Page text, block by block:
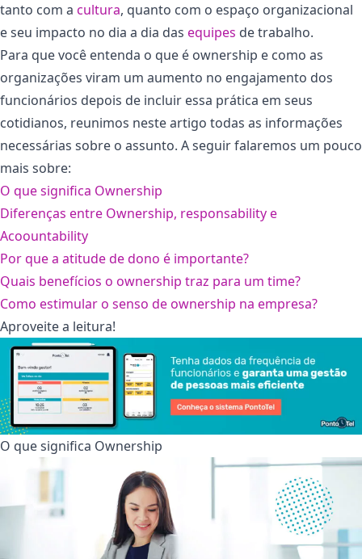
tanto com a cultura, quanto com o espaço organizacional
e seu impacto no dia a dia das equipes de trabalho.
Para que você entenda o que é ownership e como as
organizações viram um aumento no engajamento dos
funcionários depois de incluir essa prática em seus
cotidianos, reunimos neste artigo todas as informações
necessárias sobre o assunto. A seguir falaremos um pouco
mais sobre:
O que significa Ownership
Diferenças entre Ownership, responsability e
Acoountability
Por que a atitude de dono é importante?
Quais benefícios o ownership traz para um time?
Como estimular o senso de ownership na empresa?
Aproveite a leitura!
O que significa Ownership